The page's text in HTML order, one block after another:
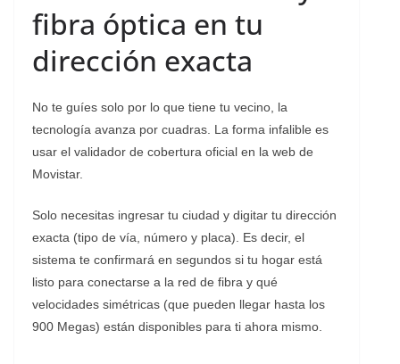
fibra óptica en tu
dirección exacta
No te guíes solo por lo que tiene tu vecino, la
tecnología avanza por cuadras. La forma infalible es
usar el validador de cobertura oficial en la web de
Movistar.
Solo necesitas ingresar tu ciudad y digitar tu dirección
exacta (tipo de vía, número y placa). Es decir, el
sistema te confirmará en segundos si tu hogar está
listo para conectarse a la red de fibra y qué
velocidades simétricas (que pueden llegar hasta los
900 Megas) están disponibles para ti ahora mismo.